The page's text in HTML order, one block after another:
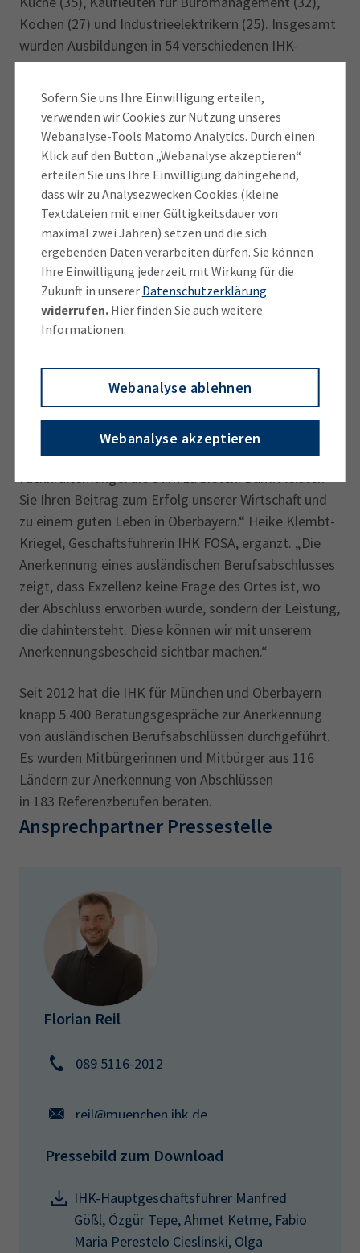
Sofern Sie uns Ihre Einwilligung erteilen,
verwenden wir Cookies zur Nutzung unseres
Webanalyse-Tools Matomo Analytics. Durch einen
Klick auf den Button „Webanalyse akzeptieren“
erteilen Sie uns Ihre Einwilligung dahingehend,
dass wir zu Analysezwecken Cookies (kleine
Textdateien mit einer Gültigkeitsdauer von
maximal zwei Jahren) setzen und die sich
ergebenden Daten verarbeiten dürfen. Sie können
Ihre Einwilligung jederzeit mit Wirkung für die
Zukunft in unserer Datenschutzerklärung
widerrufen.Hier finden Sie auch weitere
Informationen.
Webanalyse ablehnen
Webanalyse akzeptieren
Köchen (27) und Industrieelektrikern (25). Insgesamt
wurden Ausbildungen in 54 verschiedenen IHK-
Berufen als gleichwertig anerkannt, darunter auch
Biologielaboranten und Fluggerätmechaniker. Die
deutsche IHK-Organisation mit ihrer zentralen
Anerkennungsstelle IHK FOSA in Nürnberg leistet mit
der Anerkennung ausländischer Berufsabschlüsse
einen wichtigen Beitrag für die erfolgreiche
Integration ausländischer Mitbürgerinnen und
Mitbürger.
Bei der Übergabe der Urkunden erklärte IHK-
Hauptgeschäftsführer Manfred Gößl:
„Mit der Anerkennung Ihres Berufsabschlusses haben
Sie einen echten Meilenstein erreicht. Diese Urkunde
sondern sie ermöglicht auch Ihre weitere berufliche
Qualifizierung.“ Gößl weiter: „Unsere Wirtschaft
braucht Menschen wie Sie! Indem Sie Ihr Know-how,
Ihre Fähigkeiten und Fertigkeiten in oberbayerischen
Unternehmen einsetzen, helfen Sie, dem
Fachkräftemangel die Stirn zu bieten. Damit leisten
Sie Ihren Beitrag zum Erfolg unserer Wirtschaft und
zu einem guten Leben in Oberbayern.“ Heike Klembt-
Kriegel, Geschäftsführerin IHK FOSA, ergänzt. „Die
Anerkennung eines ausländischen Berufsabschlusses
zeigt, dass Exzellenz keine Frage des Ortes ist, wo
der Abschluss erworben wurde, sondern der Leistung,
die dahintersteht. Diese können wir mit unserem
Anerkennungsbescheid sichtbar machen.“
Seit 2012 hat die IHK für München und Oberbayern
knapp 5.400 Beratungsgespräche zur Anerkennung
von ausländischen Berufsabschlüssen durchgeführt.
Es wurden Mitbürgerinnen und Mitbürger aus 116
Ländern zur Anerkennung von Abschlüssen
in 183 Referenzberufen beraten.
Ansprechpartner Pressestelle
Florian Reil
089 5116-2012
reil@muenchen.ihk.de
Pressebild zum Download
IHK-Hauptgeschäftsführer Manfred
Gößl, Özgür Tepe, Ahmet Ketme, Fabio
Maria Perestelo Cieslinski, Olga